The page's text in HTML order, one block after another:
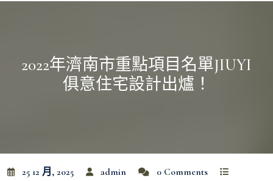
2022年濟南市重點項目名單JIUYI
俱意住宅設計出爐！
25 12 月, 2025 admin
0 Comments